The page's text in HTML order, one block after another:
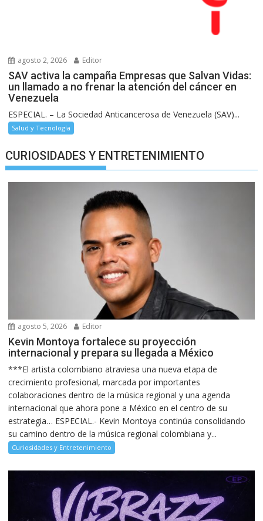
agosto 2, 2026 Editor
SAV activa la campaña Empresas que Salvan Vidas:
un llamado a no frenar la atención del cáncer en
Venezuela
ESPECIAL. – La Sociedad Anticancerosa de Venezuela (SAV)...
Salud y Tecnología
CURIOSIDADES Y ENTRETENIMIENTO
agosto 5, 2026 Editor
Kevin Montoya fortalece su proyección
internacional y prepara su llegada a México
***El artista colombiano atraviesa una nueva etapa de
crecimiento profesional, marcada por importantes
colaboraciones dentro de la música regional y una agenda
internacional que ahora pone a México en el centro de su
estrategia… ESPECIAL.- Kevin Montoya continúa consolidando
su camino dentro de la música regional colombiana y...
Curiosidades y Entretenimiento